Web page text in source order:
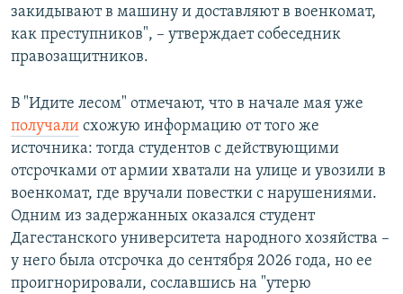
закидывают в машину и доставляют в военкомат,
как преступников", – утверждает собеседник
правозащитников.
В "Идите лесом" отмечают, что в начале мая уже
получали схожую информацию от того же
источника: тогда студентов с действующими
отсрочками от армии хватали на улице и увозили в
военкомат, где вручали повестки с нарушениями.
Одним из задержанных оказался студент
Дагестанского университета народного хозяйства –
у него была отсрочка до сентября 2026 года, но ее
проигнорировали, сославшись на "утерю